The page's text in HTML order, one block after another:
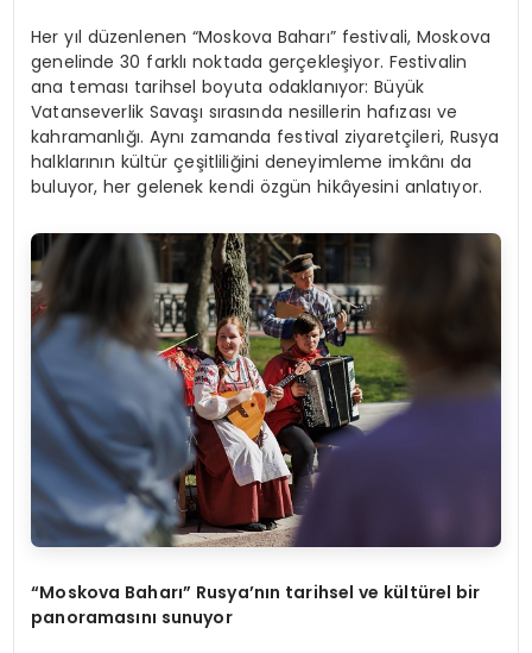
Her yıl düzenlenen “Moskova Baharı” festivali, Moskova
genelinde 30 farklı noktada gerçekleşiyor. Festivalin
ana teması tarihsel boyuta odaklanıyor: Büyük
Vatanseverlik Savaşı sırasında nesillerin hafızası ve
kahramanlığı. Aynı zamanda festival ziyaretçileri, Rusya
halklarının kültür çeşitliliğini deneyimleme imkânı da
buluyor, her gelenek kendi özgün hikâyesini anlatıyor.
“Moskova Baharı” Rusya’nın tarihsel ve kültürel bir
panoramasını sunuyor